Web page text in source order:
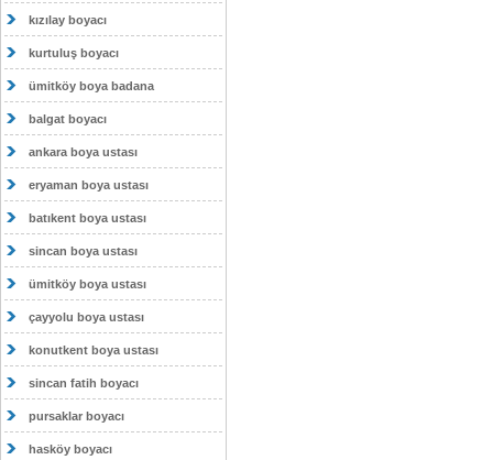
kızılay boyacı
kurtuluş boyacı
ümitköy boya badana
balgat boyacı
ankara boya ustası
eryaman boya ustası
batıkent boya ustası
sincan boya ustası
ümitköy boya ustası
çayyolu boya ustası
konutkent boya ustası
sincan fatih boyacı
pursaklar boyacı
hasköy boyacı